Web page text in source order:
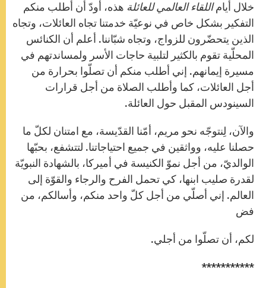
خلال أياماللقاء العالمي للعائلة هذه، أودّ أن أطلب منكم
التفكير بشكل خاص في نوعيّة خدمتنا تجاه العائلات، وتجاه
الذين يتحضّرون للزواج، وتجاه شبّاننا. أعلم أن الكنائس
المحلّية تقوم بالكثير لتلبية حاجات الأسر ولمساندتهم في
مسيرة إيمانهم. إني أطلب منكم أن تصلّوا بحرارة من
أجل العائلات، كما وأطلب الصلاة من أجل قرارات
السينودس المقبل حول العائلة.
والآن، لِنتوجّه نحو مريم، أمّنا القدّيسة، مع امتنان لكلّ ما
حصلنا عليه، وواثقين في جميع احتياجاتنا. لتتشفع، بحبّها
الوالديّ، من أجل نموّ الكنيسة في أميركا، بالشهادة النبويّة
لقدرة صليب ابنها، كي تحمل الفرح والرجاء والقوّة إلى
العالم. إني أصلّي من أجل كلّ واحد منكم، وأسالكم، من
فض
لكم، أن تصلّوا من أجلي.
***********